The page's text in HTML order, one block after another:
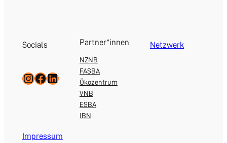
Socials
InstagramFacebook LinkedIn
Partner*innen
NZNB
FASBA
Ökozentrum
VNB
ESBA
IBN
Netzwerk
Impressum